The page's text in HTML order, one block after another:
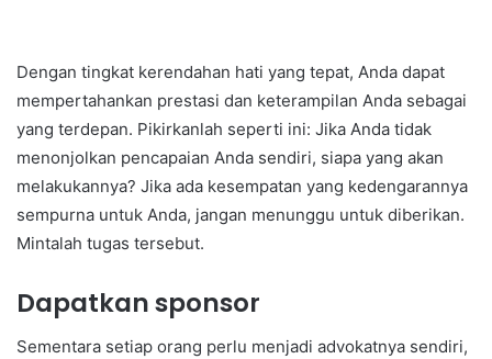
Dengan tingkat kerendahan hati yang tepat, Anda dapat
mempertahankan prestasi dan keterampilan Anda sebagai
yang terdepan. Pikirkanlah seperti ini: Jika Anda tidak
menonjolkan pencapaian Anda sendiri, siapa yang akan
melakukannya? Jika ada kesempatan yang kedengarannya
sempurna untuk Anda, jangan menunggu untuk diberikan.
Mintalah tugas tersebut.
Dapatkan sponsor
Sementara setiap orang perlu menjadi advokatnya sendiri,